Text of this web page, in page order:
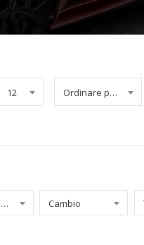
12 Ordinare per data
Chilometraggio Cambio